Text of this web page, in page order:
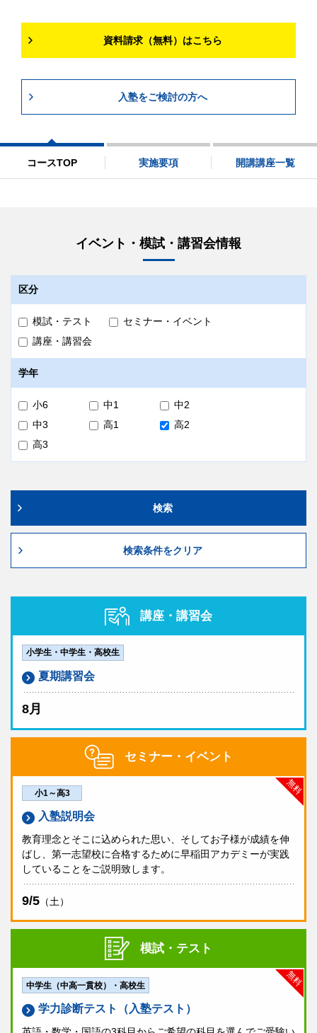
資料請求（無料）はこちら
入塾をご検討の方へ
コースTOP 実施要項 開講講座一覧
イベント・模試・講習会情報
区分
模試・テスト
セミナー・イベント
講座・講習会
学年
小6 中1
中2
中3
高1
高2
高3
検索
検索条件をクリア
講座・講習会
小学生・中学生・高校生
夏期講習会
8月
セミナー・イベント
無料
小1～高3
入塾説明会
教育理念とそこに込められた思い、そしてお子様が成績を伸
ばし、第一志望校に合格するために早稲田アカデミーが実践
していることをご説明致します。
9/5 （土）
模試・テスト
無料
中学生（中高一貫校）・高校生
学力診断テスト（入塾テスト）